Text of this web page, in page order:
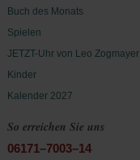
Buch des Monats
Spielen
JETZT-Uhr von Leo Zogmayer
Kinder
Kalender 2027
So erreichen Sie uns
06171–7003–14